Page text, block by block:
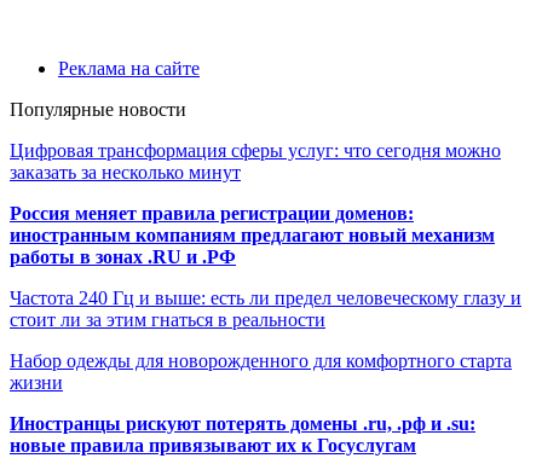
Реклама на сайте
Популярные новости
Цифровая трансформация сферы услуг: что сегодня можно
заказать за несколько минут
Россия меняет правила регистрации доменов:
иностранным компаниям предлагают новый механизм
работы в зонах .RU и .РФ
Частота 240 Гц и выше: есть ли предел человеческому глазу и
стоит ли за этим гнаться в реальности
Набор одежды для новорожденного для комфортного старта
жизни
Иностранцы рискуют потерять домены .ru, .рф и .su:
новые правила привязывают их к Госуслугам